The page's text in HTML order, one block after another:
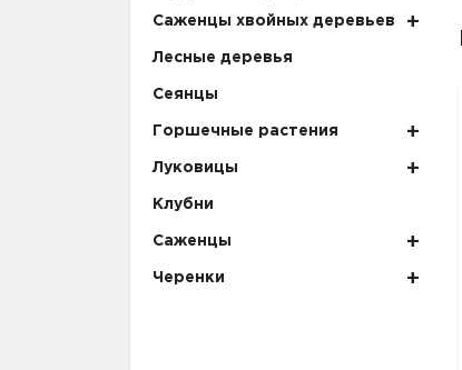
Саженцы хвойных деревьев
Лесные деревья
Сеянцы
Горшечные растения
Луковицы
Клубни
Саженцы
Черенки